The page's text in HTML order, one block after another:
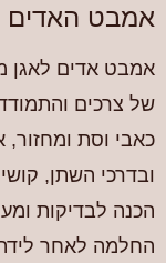
אמבט האדים
אמבט אדים לאגן
של צרכים
כאבי וסת ומחזור,
ובדרכי השתן,
הכנה לבדיקות
החלמה לאחר